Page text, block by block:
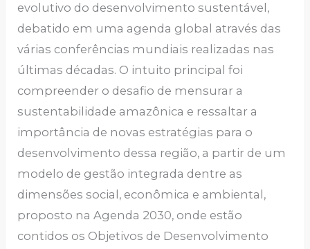
evolutivo do desenvolvimento sustentável,
debatido em uma agenda global através das
várias conferências mundiais realizadas nas
últimas décadas. O intuito principal foi
compreender o desafio de mensurar a
sustentabilidade amazônica e ressaltar a
importância de novas estratégias para o
desenvolvimento dessa região, a partir de um
modelo de gestão integrada dentre as
dimensões social, econômica e ambiental,
proposto na Agenda 2030, onde estão
contidos os Objetivos de Desenvolvimento